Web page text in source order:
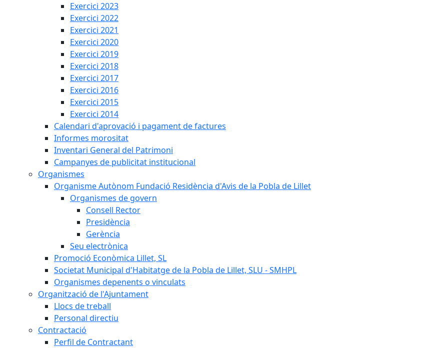
Exercici 2023
Exercici 2022
Exercici 2021
Exercici 2020
Exercici 2019
Exercici 2018
Exercici 2017
Exercici 2016
Exercici 2015
Exercici 2014
Calendari d'aprovació i pagament de factures
Informes morositat
Inventari General del Patrimoni
Campanyes de publicitat institucional
Organismes
Organisme Autònom Fundació Residència d'Avis de la Pobla de Lillet
Organismes de govern
Consell Rector
Presidència
Gerència
Seu electrònica
Promoció Econòmica Lillet, SL
Societat Municipal d'Habitatge de la Pobla de Lillet, SLU - SMHPL
Organismes depenents o vinculats
Organització de l'Ajuntament
Llocs de treball
Personal directiu
Contractació
Perfil de Contractant